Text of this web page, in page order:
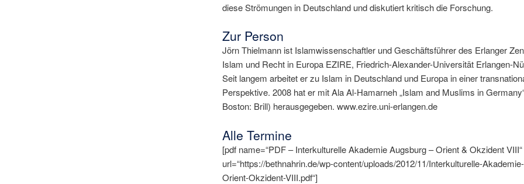
diese Strömungen in Deutschland und diskutiert kritisch die Forschung.
Zur Person
Jörn Thielmann ist Islamwissenschaftler und Geschäftsführer des Erlanger
Islam und Recht in Europa EZIRE, Friedrich-Alexander-Universität Erlangen-
Seit langem arbeitet er zu Islam in Deutschland und Europa in einer
Perspektive. 2008 hat er mit Ala Al-Hamarneh „Islam and Muslims in
Boston: Brill) herausgegeben. www.ezire.uni-erlangen.de
Alle Termine
[pdf name=“PDF – Interkulturelle Akademie Augsburg – Orient & Okzident VIII“
url=“https://bethnahrin.de/wp-content/uploads/2012/11/Interkulturelle-
Orient-Okzident-VIII.pdf“]